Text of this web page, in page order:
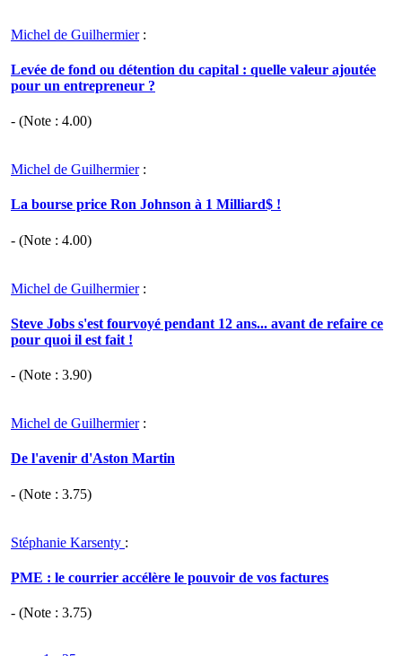
Michel de Guilhermier:
Levée de fond ou détention du capital : quelle valeur ajoutée
pour un entrepreneur ?
- (Note : 4.00)
Michel de Guilhermier:
La bourse price Ron Johnson à 1 Milliard$ !
- (Note : 4.00)
Michel de Guilhermier:
Steve Jobs s'est fourvoyé pendant 12 ans... avant de refaire ce
pour quoi il est fait !
- (Note : 3.90)
Michel de Guilhermier:
De l'avenir d'Aston Martin
- (Note : 3.75)
Stéphanie Karsenty :
PME : le courrier accélère le pouvoir de vos factures
- (Note : 3.75)